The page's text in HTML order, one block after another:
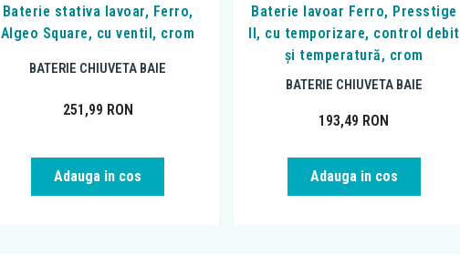
Baterie stativa lavoar, Ferro,
Algeo Square, cu ventil, crom
BATERIE CHIUVETA BAIE
251,99 RON
Adauga in cos
Baterie lavoar Ferro, Presstige
II, cu temporizare, control debit
și temperatură, crom
BATERIE CHIUVETA BAIE
193,49 RON
Adauga in cos